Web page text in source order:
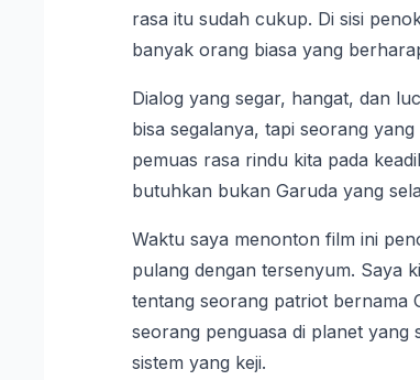
rasa itu sudah cukup. Di sisi
banyak orang biasa yang
Dialog yang segar, hangat, dan
bisa segalanya, tapi seorang
pemuas rasa rindu kita pada
butuhkan bukan Garuda yang
Waktu saya menonton film ini
pulang dengan tersenyum. Saya
tentang seorang patriot bernama
seorang penguasa di planet
sistem yang keji.